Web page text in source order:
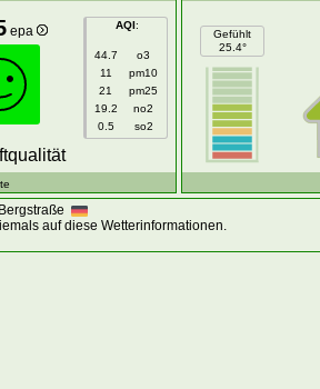
epa AQI:
44.7
o3
11
pm10
21
pm25
19.2
no2
0.5
so2
Gefühlt
25.4°
auf diese Wetterinformationen.